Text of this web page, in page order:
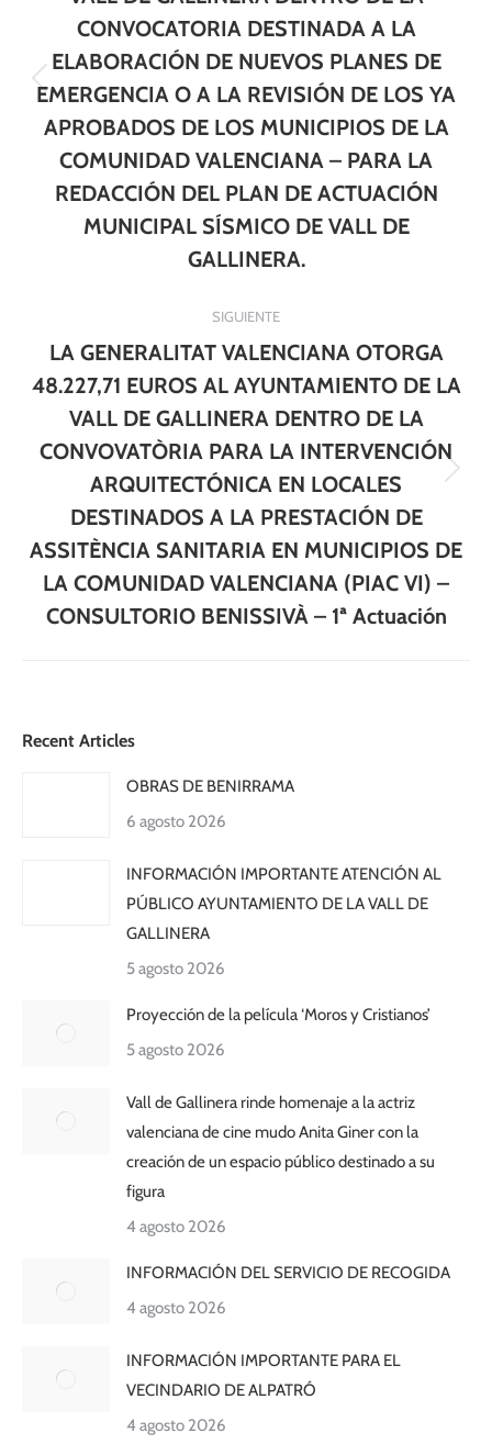
Publicación
anterior:
CONVOCATORIA DESTINADA A LA
ELABORACIÓN DE NUEVOS PLANES DE
EMERGENCIA O A LA REVISIÓN DE LOS YA
APROBADOS DE LOS MUNICIPIOS DE LA
COMUNIDAD VALENCIANA – PARA LA
REDACCIÓN DEL PLAN DE ACTUACIÓN
MUNICIPAL SÍSMICO DE VALL DE
GALLINERA.
SIGUIENTE
Publicación
siguiente:
LA GENERALITAT VALENCIANA OTORGA
48.227,71 EUROS AL AYUNTAMIENTO DE LA
VALL DE GALLINERA DENTRO DE LA
CONVOVATÒRIA PARA LA INTERVENCIÓN
ARQUITECTÓNICA EN LOCALES
DESTINADOS A LA PRESTACIÓN DE
ASSITÈNCIA SANITARIA EN MUNICIPIOS DE
LA COMUNIDAD VALENCIANA (PIAC VI) –
CONSULTORIO BENISSIVÀ – 1ª Actuación
Recent Articles
OBRAS DE BENIRRAMA
6 agosto 2026
INFORMACIÓN IMPORTANTE ATENCIÓN AL
PÚBLICO AYUNTAMIENTO DE LA VALL DE
GALLINERA
5 agosto 2026
Proyección de la película ‘Moros y Cristianos’
5 agosto 2026
Vall de Gallinera rinde homenaje a la actriz
valenciana de cine mudo Anita Giner con la
creación de un espacio público destinado a su
figura
4 agosto 2026
INFORMACIÓN DEL SERVICIO DE RECOGIDA
4 agosto 2026
INFORMACIÓN IMPORTANTE PARA EL
VECINDARIO DE ALPATRÓ
4 agosto 2026